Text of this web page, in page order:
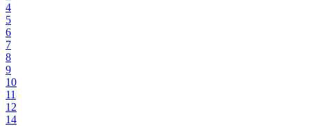
4
5
6
7
8
9
10
11
12
14